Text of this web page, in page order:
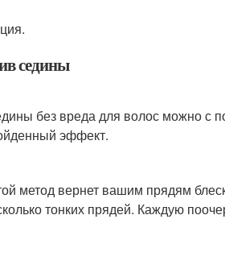
седины
без вреда для волос можно
эффект.
метод вернет вашим прядям
тонких прядей. Каждую